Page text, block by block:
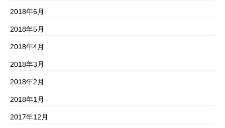
2018年6月
2018年5月
2018年4月
2018年3月
2018年2月
2018年1月
2017年12月